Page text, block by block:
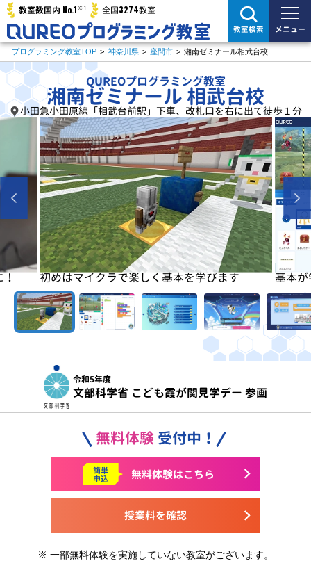
教室数国内 No.1※1 全国3274教室
教室検索 メニュー
プログラミング教室TOP > 神奈川県 > 座間市 > 湘南ゼミナール相武台校
QUREOプログラミング教室
湘南ゼミナール 相武台校
小田急小田原線「相武台前駅」下車、改札口を右に出て徒歩１分
！ 初めはマイクラで楽しく基本を学びます 基本
令和5年度
文部科学省 こども霞が関見学デー 参画
無料体験 受付中！
授業料を確認
簡単
申込 無料体験はこちら
※ 一部無料体験を実施していない教室がございます。